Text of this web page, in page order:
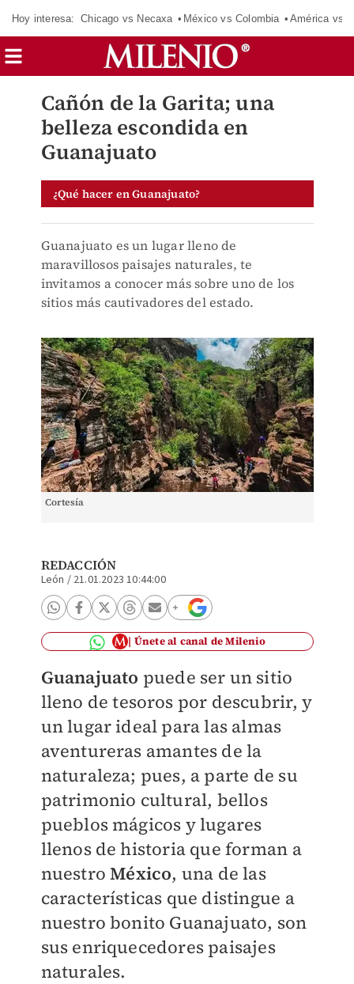
Hoy interesa: Chicago vs Necaxa México vs Colombia América vs
Cañón de la Garita; una
belleza escondida en
Guanajuato
¿Qué hacer en Guanajuato?
Guanajuato es un lugar lleno de
maravillosos paisajes naturales, te
invitamos a conocer más sobre uno de los
sitios más cautivadores del estado.
Cortesía
REDACCIÓN
León / 21.01.2023 10:44:00
Únete al canal de Milenio
Guanajuato puede ser un sitio
lleno de tesoros por descubrir, y
un lugar ideal para las almas
aventureras amantes de la
naturaleza; pues, a parte de su
patrimonio cultural, bellos
pueblos mágicos y lugares
llenos de historia que forman a
nuestroMéxico, una de las
características que distingue a
nuestro bonito Guanajuato, son
sus enriquecedores paisajes
naturales.